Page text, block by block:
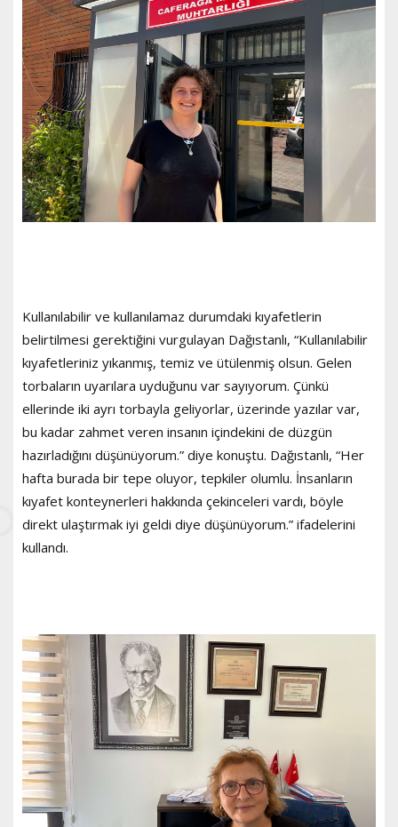
Kullanılabilir ve kullanılamaz durumdaki kıyafetlerin
belirtilmesi gerektiğini vurgulayan Dağıstanlı, “Kullanılabilir
kıyafetleriniz yıkanmış, temiz ve ütülenmiş olsun. Gelen
torbaların uyarılara uyduğunu var sayıyorum. Çünkü
ellerinde iki ayrı torbayla geliyorlar, üzerinde yazılar var,
bu kadar zahmet veren insanın içindekini de düzgün
hazırladığını düşünüyorum.” diye konuştu. Dağıstanlı, “Her
hafta burada bir tepe oluyor, tepkiler olumlu. İnsanların
kıyafet konteynerleri hakkında çekinceleri vardı, böyle
direkt ulaştırmak iyi geldi diye düşünüyorum.” ifadelerini
kullandı.